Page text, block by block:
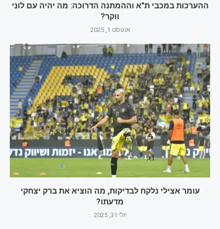
ההערכות במכבי ת"א וההמתנה הדרוכה: מה יהיה עם לוני
ווקר?
אוגוסט 1, 2025
עומר אצילי נלקח לבדיקות, מה הוציא את ברק יצחקי
מדעתו?
יולי 31, 2025